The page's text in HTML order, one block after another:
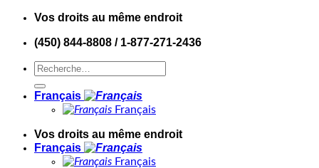
Skip
content
Vos droits au même endroit
(450) 844-8808 / 1-877-271-2436
Français
Français
Vos droits au même endroit
Français
Français